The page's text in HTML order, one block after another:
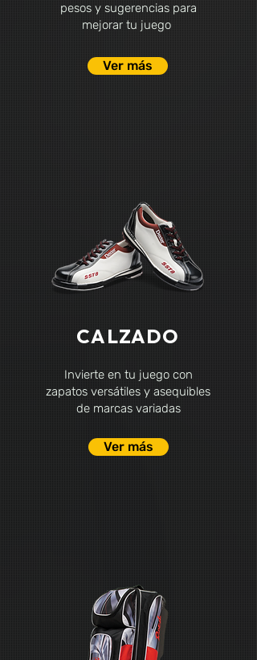
pesos y sugerencias para
mejorar tu juego
Ver más
CALZADO
Invierte en tu juego con
zapatos versátiles y asequibles
de marcas variadas
Ver más